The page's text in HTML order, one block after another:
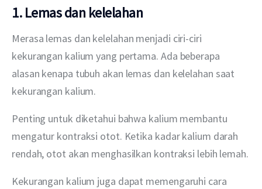
1. Lemas dan kelelahan
Merasa lemas dan kelelahan menjadi ciri-ciri
kekurangan kalium yang pertama. Ada beberapa
alasan kenapa tubuh akan lemas dan kelelahan saat
kekurangan kalium.
Penting untuk diketahui bahwa kalium membantu
mengatur kontraksi otot. Ketika kadar kalium darah
rendah, otot akan menghasilkan kontraksi lebih lemah.
Kekurangan kalium juga dapat memengaruhi cara